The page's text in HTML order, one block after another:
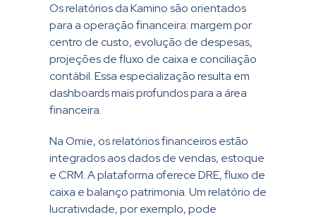
Os relatórios da Kamino são orientados
para a operação financeira: margem por
centro de custo, evolução de despesas,
projeções de fluxo de caixa e conciliação
contábil. Essa especialização resulta em
dashboards mais profundos para a área
financeira.
Na Omie, os relatórios financeiros estão
integrados aos dados de vendas, estoque
e CRM. A plataforma oferece DRE, fluxo de
caixa e balanço patrimonia. Um relatório de
lucratividade, por exemplo, pode